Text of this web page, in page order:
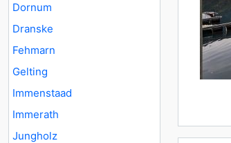
Dornum
Dranske
Fehmarn
Gelting
Immenstaad
Immerath
Jungholz